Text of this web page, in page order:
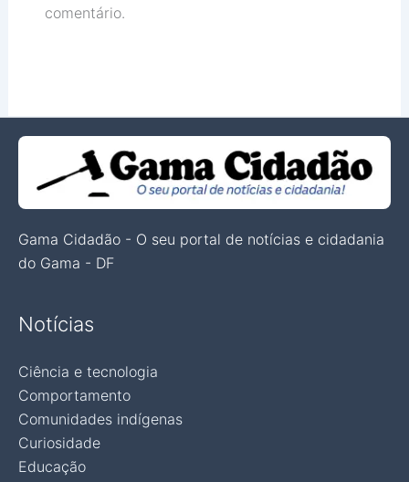
comentário.
Gama Cidadão - O seu portal de notícias e cidadania
do Gama - DF
Notícias
Ciência e tecnologia
Comportamento
Comunidades indígenas
Curiosidade
Educação